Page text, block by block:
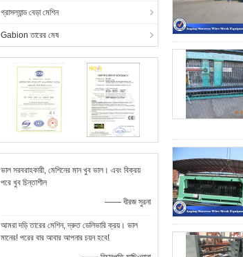
গ্রাসল্যান্ড বেড়া মেশিন
Gabion তারের মেষ
ভাল সরবরাহকারী, মেশিনের মান খুব ভাল। এবং বিক্রয়
পরে খুব চিন্তাশীল
—— ধীরজ সুরনা
আমরা দড়ি তারের মেশিন, দ্রুত ডেলিভারি ক্রয়। ভাল
মানের! পরের বার আবার আপনার চয়ন হবে!